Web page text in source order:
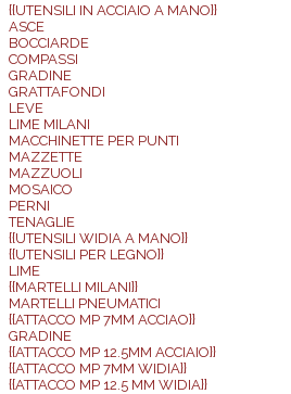
{{UTENSILI IN ACCIAIO A MANO}}
ASCE
BOCCIARDE
COMPASSI
GRADINE
GRATTAFONDI
LEVE
LIME MILANI
MACCHINETTE PER PUNTI
MAZZETTE
MAZZUOLI
MOSAICO
PERNI
TENAGLIE
{{UTENSILI WIDIA A MANO}}
{{UTENSILI PER LEGNO}}
LIME
{{MARTELLI MILANI}}
MARTELLI PNEUMATICI
{{ATTACCO MP 7MM ACCIAO}}
GRADINE
{{ATTACCO MP 12.5MM ACCIAIO}}
{{ATTACCO MP 7MM WIDIA}}
{{ATTACCO MP 12.5 MM WIDIA}}